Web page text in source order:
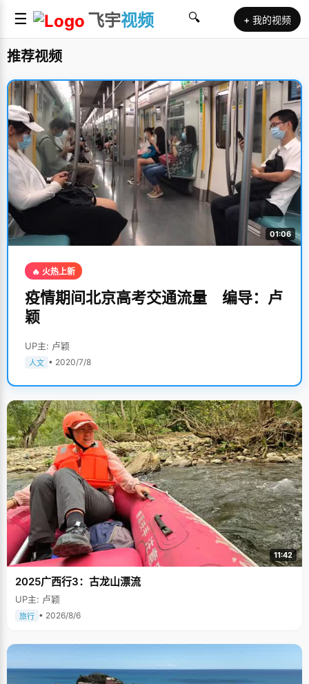
☰ 飞宇视频 🔍 + 我的视频
推荐视频
01:06
🔥 火热上新
疫情期间北京高考交通流量 编导：卢
颖
UP主: 卢颖
人文 • 2020/7/8
11:42
2025广西行3：古龙山漂流
UP主: 卢颖
旅行 • 2026/8/6